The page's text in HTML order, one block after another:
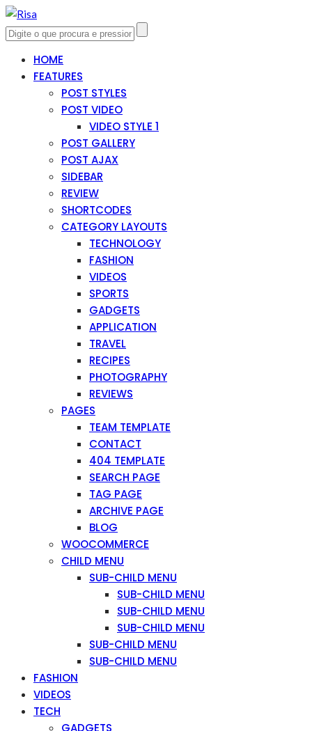
HOME
FEATURES
POST STYLES
POST VIDEO
VIDEO STYLE 1
POST GALLERY
POST AJAX
SIDEBAR
REVIEW
SHORTCODES
CATEGORY LAYOUTS
TECHNOLOGY
FASHION
VIDEOS
SPORTS
GADGETS
APPLICATION
TRAVEL
RECIPES
PHOTOGRAPHY
REVIEWS
PAGES
TEAM TEMPLATE
CONTACT
404 TEMPLATE
SEARCH PAGE
TAG PAGE
ARCHIVE PAGE
BLOG
WOOCOMMERCE
CHILD MENU
SUB-CHILD MENU
SUB-CHILD MENU
SUB-CHILD MENU
SUB-CHILD MENU
SUB-CHILD MENU
SUB-CHILD MENU
FASHION
VIDEOS
TECH
GADGETS